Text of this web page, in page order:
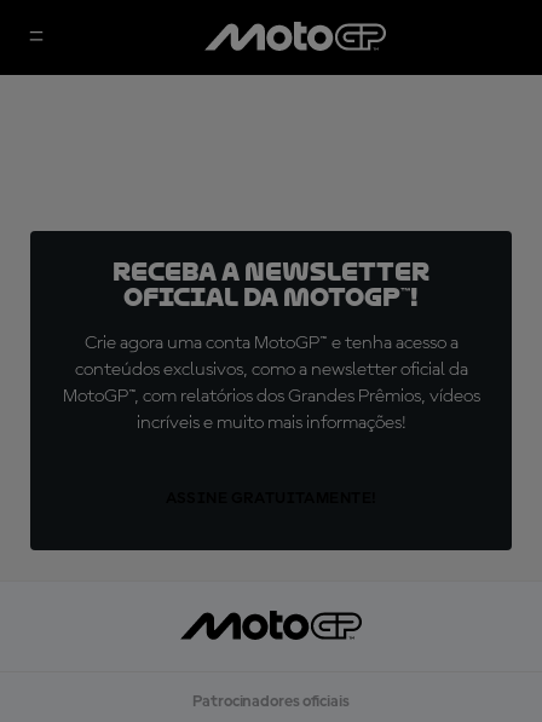
Receba a newsletter
oficial da MotoGP™!
Crie agora uma conta MotoGP™ e tenha acesso a
conteúdos exclusivos, como a newsletter oficial da
MotoGP™, com relatórios dos Grandes Prêmios, vídeos
incríveis e muito mais informações!
Patrocinadores oficiais